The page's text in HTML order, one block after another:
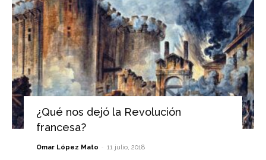
¿Qué nos dejó la Revolución
francesa?
Omar López Mato - 11 julio, 2018